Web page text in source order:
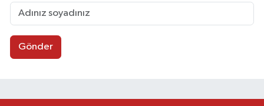
Gönder